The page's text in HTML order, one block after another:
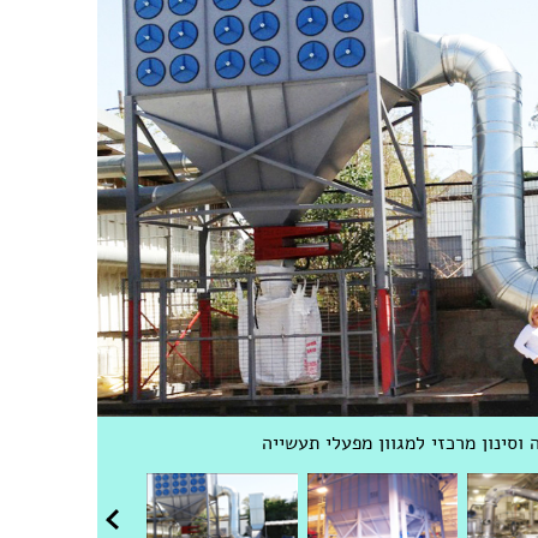
בקרה, ניטור, גילוי דליפות של
- מיכלים ומתקנים לאיסוף
פסולת/מערכות ומתקנים למיחזור
עבודה בטוחה
מזהמי אויר בעמדות העבודה
מרכזי למגוון מפעלי תעשייה